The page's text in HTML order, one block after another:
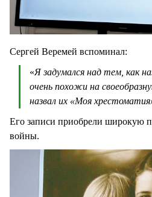
Сергей Веремей вспоминал:
«Я задумался над тем, как
очень похожи на
назвал их «Моя
Его записи приобрели широкую
войны.